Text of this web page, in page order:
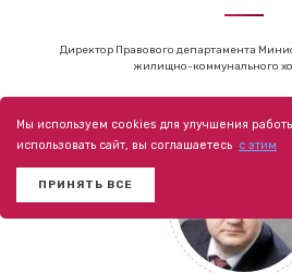
Директор Правового департамента
жилищно-коммунального
Мы используем cookies для улучшения
использовать сайт, вы соглашаетесь с этим
ПРИНЯТЬ ВСЕ